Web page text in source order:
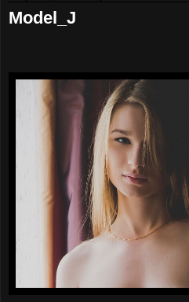
Model_J